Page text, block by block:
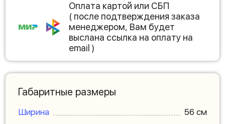
Оплата картой или СБП
( после подтверждения заказа
менеджером, Вам будет
выслана ссылка на оплату на
email )
Габаритные размеры
Ширина
56 см